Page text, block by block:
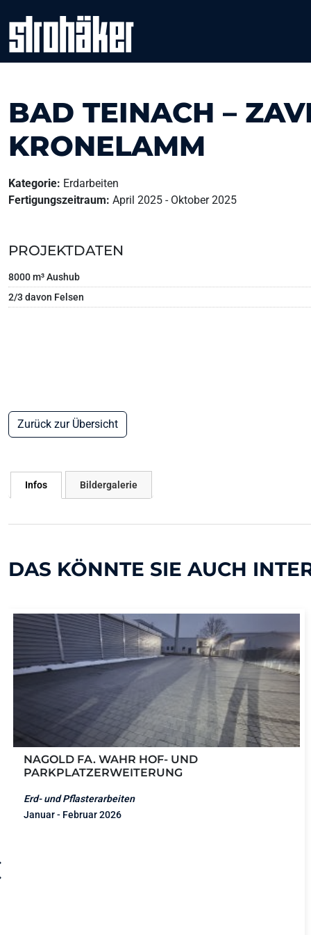
BAD TEINACH –
KRONELAMM
Kategorie: Erdarbeiten
Fertigungszeitraum: April 2025 - Oktober 2025
PROJEKTDATEN
8000 m³ Aushub
2/3 davon Felsen
Zurück zur Übersicht
Infos Bildergalerie
DAS KÖNNTE SIE AUCH
NAGOLD FA. WAHR HOF- UND
PARKPLATZERWEITERUNG
Erd- und Pflasterarbeiten
Januar - Februar 2026